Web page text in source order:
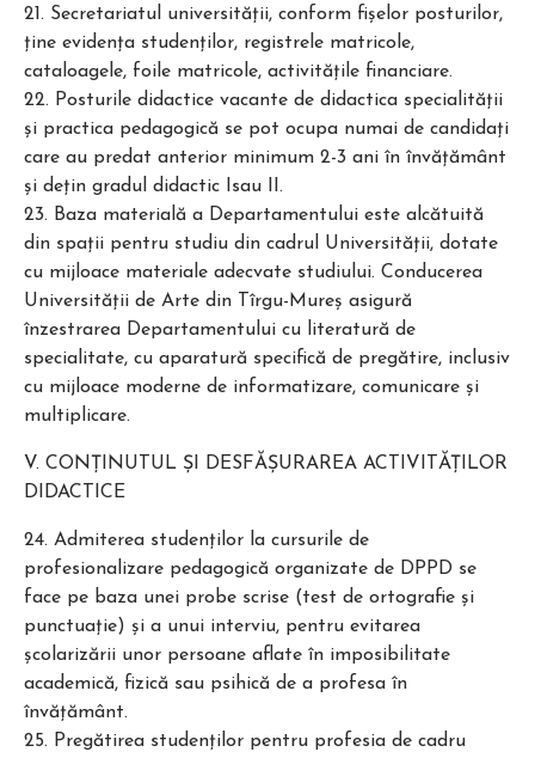
21. Secretariatul universităţii, conform fişelor posturilor,
ţine evidenţa studenţilor, registrele matricole,
cataloagele, foile matricole, activitățile financiare.
22. Posturile didactice vacante de didactica specialităţii
şi practica pedagogică se pot ocupa numai de candidaţi
care au predat anterior minimum 2-3 ani în învăţământ
şi dețin gradul didactic Isau II.
23. Baza materială a Departamentului este alcătuită
din spaţii pentru studiu din cadrul Universităţii, dotate
cu mijloace materiale adecvate studiului. Conducerea
Universităţii de Arte din Tîrgu-Mureş asigură
înzestrarea Departamentului cu literatură de
specialitate, cu aparatură specifică de pregătire, inclusiv
cu mijloace moderne de informatizare, comunicare şi
multiplicare.
V. CONŢINUTUL ŞI DESFĂŞURAREA ACTIVITĂŢILOR
DIDACTICE
24. Admiterea studenţilor la cursurile de
profesionalizare pedagogică organizate de DPPD se
face pe baza unei probe scrise (test de ortografie și
punctuație) şi a unui interviu, pentru evitarea
şcolarizării unor persoane aflate în imposibilitate
academică, fizică sau psihică de a profesa în
învăţământ.
25. Pregătirea studenţilor pentru profesia de cadru